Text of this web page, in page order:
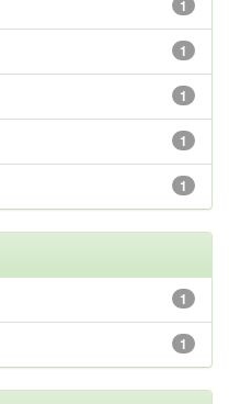
1
1
1
1
1
1
1